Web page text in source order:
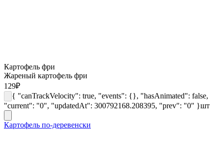
Картофель фри
Жареный картофель фри
129₽
{ "canTrackVelocity": true, "events": {}, "hasAnimated": false,
"current": "0", "updatedAt": 300792168.208395, "prev": "0" }шт
Картофель по-деревенски